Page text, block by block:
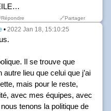
🔗Partager
• 2022 Jan 18, 15:10:25
Il se trouve que
lieu que celui que j’ai
mais pour le reste,
avec mes équipes, avec
tenons la politique de